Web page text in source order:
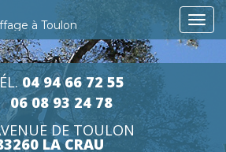
à Toulon
04 94 66 72 55
06 08 93 24 78
DE TOULON
LA CRAU